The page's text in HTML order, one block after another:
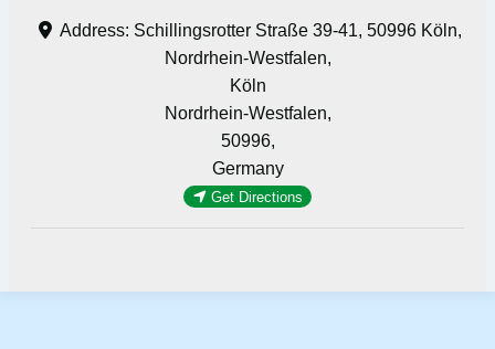
Address: Schillingsrotter Straße 39-41, 50996 Köln,
Nordrhein-Westfalen,
Köln
Nordrhein-Westfalen,
50996,
Germany
Get Directions